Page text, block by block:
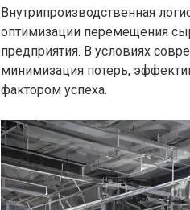
Внутрипроизводственная
оптимизации перемещения
предприятия. В условиях
минимизация потерь,
фактором успеха.